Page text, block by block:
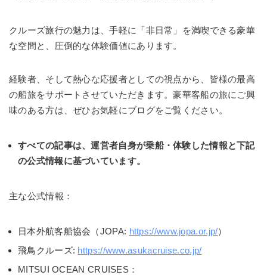
クルーズ旅行の魅力は、手軽に「非日常」を満喫できる豪華
な空間と、圧倒的な体験価値にあります。
経験者、そして熱心な応援者としての視点から、皆様の最高
の船旅をサポートさせていただきます。豪華客船の旅にご興
味のある方は、ぜひお気軽にブログをご覧ください。
すべての記事は、運営者自身が乗船・体験した情報と下記
の公式情報に基づいています。
主な公式情報：
日本外航客船協会（JOPA: https://www.jopa.or.jp/）
飛鳥クルーズ: https://www.asukacruise.co.jp/
MITSUI OCEAN CRUISES：